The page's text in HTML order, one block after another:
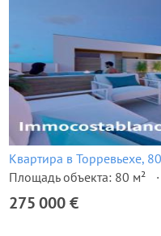
Квартира в Торревьехе,
Площадь объекта: 80 м²
275 000 €